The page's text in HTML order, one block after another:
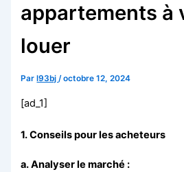
appartements à
louer
Par l93bj/octobre 12, 2024
[ad_1]
1.Conseils pour les acheteurs
a. Analyser le marché :